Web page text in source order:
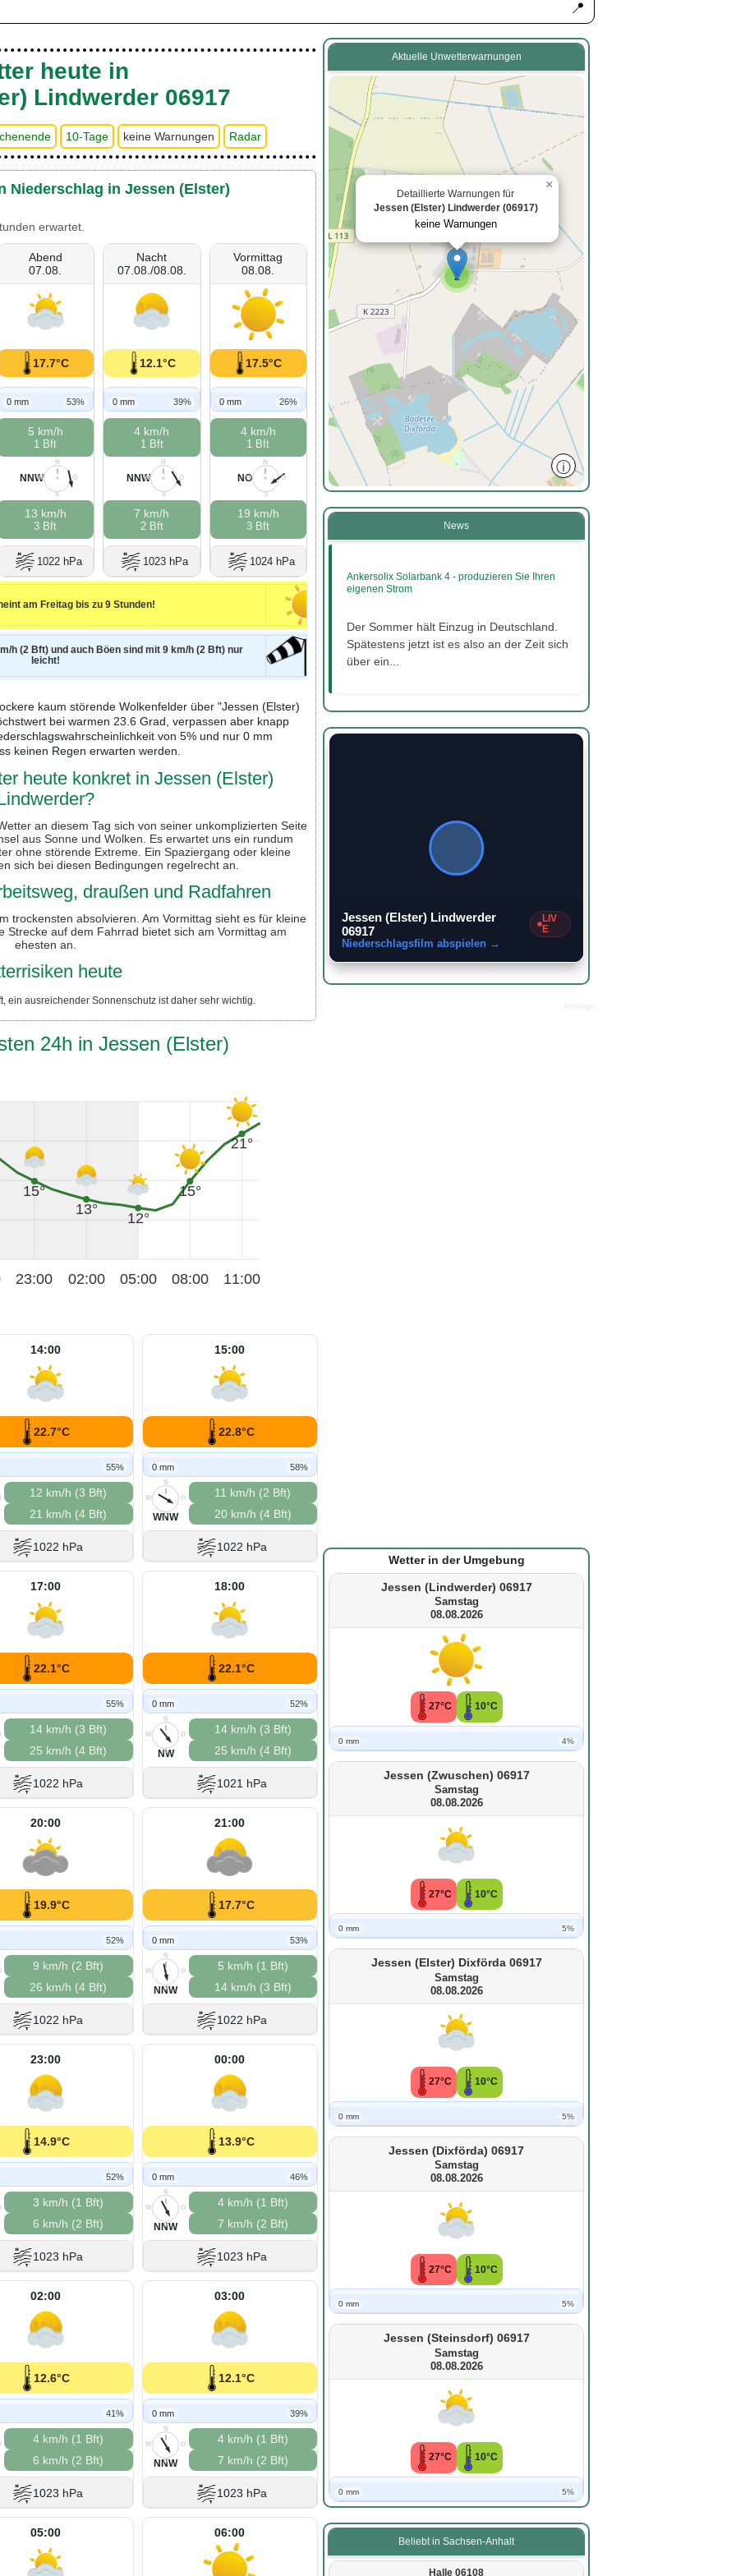
📍
heute in
Lindwerder 06917
10-Tage keine Warnungen Radar
Niederschlag in Jessen (Elster)
erwartet.
Abend
07.08.
17.7°C
0 mm 53%
5 km/h
1 Bft
N
O
S
W
NNW
13 km/h
3 Bft
1022 hPa
Nacht
07.08./08.08.
12.1°C
0 mm 39%
4 km/h
1 Bft
N
O
S
W
NNW
7 km/h
2 Bft
1023 hPa
Vormittag
08.08.
17.5°C
0 mm 26%
4 km/h
1 Bft
N
O
S
W
NO
19 km/h
3 Bft
1024 hPa
am Freitag bis zu 9 Stunden!
h (2 Bft) und auch Böen sind mit 9 km/h (2 Bft) nur
leicht!
kaum störende Wolkenfelder über "Jessen (Elster)
bei warmen 23.6 Grad, verpassen aber knapp
von 5% und nur 0 mm
keinen Regen erwarten werden.
heute konkret in Jessen (Elster)
an diesem Tag sich von seiner unkomplizierten Seite
aus Sonne und Wolken. Es erwartet uns ein rundum
ohne störende Extreme. Ein Spaziergang oder kleine
sich bei diesen Bedingungen regelrecht an.
draußen und Radfahren
trockensten absolvieren. Am Vormittag sieht es für kleine
Strecke auf dem Fahrrad bietet sich am Vormittag am
ehesten an.
heute
ein ausreichender Sonnenschutz ist daher sehr wichtig.
24h in Jessen (Elster)
15°
13°
12°
15°
21°
23:00 02:00 05:00 08:00 11:00
14:00
22.7°C
55%
12 km/h (3 Bft)
21 km/h (4 Bft)
1022 hPa
15:00
22.8°C
0 mm 58%
N
O
S
W
WNW
11 km/h (2 Bft)
20 km/h (4 Bft)
1022 hPa
17:00
22.1°C
55%
14 km/h (3 Bft)
25 km/h (4 Bft)
1022 hPa
18:00
22.1°C
0 mm 52%
N
O
S
W
NW
14 km/h (3 Bft)
25 km/h (4 Bft)
1021 hPa
20:00
19.9°C
52%
9 km/h (2 Bft)
26 km/h (4 Bft)
1022 hPa
21:00
17.7°C
0 mm 53%
N
O
S
W
NNW
5 km/h (1 Bft)
14 km/h (3 Bft)
1022 hPa
23:00
14.9°C
52%
3 km/h (1 Bft)
6 km/h (2 Bft)
1023 hPa
00:00
13.9°C
0 mm 46%
N
O
S
W
NNW
4 km/h (1 Bft)
7 km/h (2 Bft)
1023 hPa
02:00
12.6°C
41%
4 km/h (1 Bft)
6 km/h (2 Bft)
1023 hPa
03:00
12.1°C
0 mm 39%
N
O
S
W
NNW
4 km/h (1 Bft)
7 km/h (2 Bft)
1023 hPa
05:00 06:00
Aktuelle Unwetterwarnungen
2
Detaillierte Warnungen für
Jessen (Elster) Lindwerder (06917)
keine Warnungen
×
ⓘ
News
Ankersolix Solarbank 4 - produzieren Sie Ihren
eigenen Strom
Der Sommer hält Einzug in Deutschland.
Spätestens jetzt ist es also an der Zeit sich
über ein...
Jessen (Elster) Lindwerder
06917
LIV
E
Niederschlagsfilm abspielen →
Wetter in der Umgebung
Jessen (Lindwerder) 06917
Samstag
08.08.2026
27°C 10°C
0 mm 4%
Jessen (Zwuschen) 06917
Samstag
08.08.2026
27°C 10°C
0 mm 5%
Jessen (Elster) Dixförda 06917
Samstag
08.08.2026
27°C 10°C
0 mm 5%
Jessen (Dixförda) 06917
Samstag
08.08.2026
27°C 10°C
0 mm 5%
Jessen (Steinsdorf) 06917
Samstag
08.08.2026
27°C 10°C
0 mm 5%
Beliebt in Sachsen-Anhalt
Halle 06108